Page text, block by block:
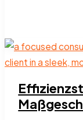
Bei
Führendem
Beratungshaus